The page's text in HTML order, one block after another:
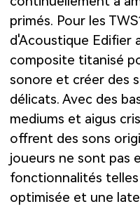
primés. Pour les
d'Acoustique Edifier
composite titanisé
sonore et créer des
délicats. Avec des
mediums et aigus
offrent des sons
joueurs ne sont pas
fonctionnalités
optimisée et une